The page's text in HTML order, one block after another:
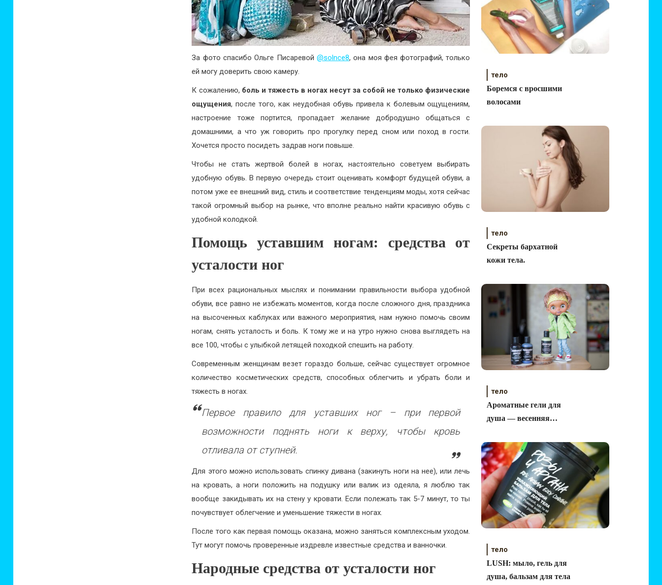
За фото спасибо Ольге Писаревой @solnce8, она моя фея фотографий, только
ей могу доверить свою камеру.
К сожалению, боль и тяжесть в ногах несут за собой не только физические
ощущения, после того, как неудобная обувь привела к болевым ощущениям,
настроение тоже портится, пропадает желание добродушно общаться с
домашними, а что уж говорить про прогулку перед сном или поход в гости.
Хочется просто посидеть задрав ноги повыше.
Чтобы не стать жертвой болей в ногах, настоятельно советуем выбирать
удобную обувь. В первую очередь стоит оценивать комфорт будущей обуви, а
потом уже ее внешний вид, стиль и соответствие тенденциям моды, хотя сейчас
такой огромный выбор на рынке, что вполне реально найти красивую обувь с
удобной колодкой.
Помощь уставшим ногам: средства от
усталости ног
При всех рациональных мыслях и понимании правильности выбора удобной
обуви, все равно не избежать моментов, когда после сложного дня, праздника
на высоченных каблуках или важного мероприятия, нам нужно помочь своим
ногам, снять усталость и боль. К тому же и на утро нужно снова выглядеть на
все 100, чтобы с улыбкой летящей походкой спешить на работу.
Современным женщинам везет гораздо больше, сейчас существует огромное
количество косметических средств, способных облегчить и убрать боли и
тяжесть в ногах.
Первое правило для уставших ног – при первой
возможности поднять ноги к верху, чтобы кровь
отливала от ступней.
Для этого можно использовать спинку дивана (закинуть ноги на нее), или лечь
на кровать, а ноги положить на подушку или валик из одеяла, я люблю так
вообще закидывать их на стену у кровати. Если полежать так 5-7 минут, то ты
почувствует облегчение и уменьшение тяжести в ногах.
После того как первая помощь оказана, можно заняться комплексным уходом.
Тут могут помочь проверенные издревле известные средства и ванночки.
Народные средства от усталости ног
тело
Боремся с вросшими
волосами
тело
Секреты бархатной
кожи тела.
тело
Ароматные гели для
душа — весенняя
тело
LUSH: мыло, гель для
душа, бальзам для тела